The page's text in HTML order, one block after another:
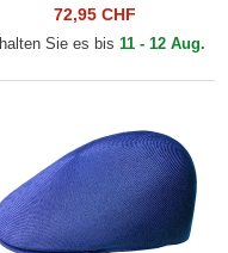
Kangol72,95 CHF
Sie es bis 11 - 12 Aug.